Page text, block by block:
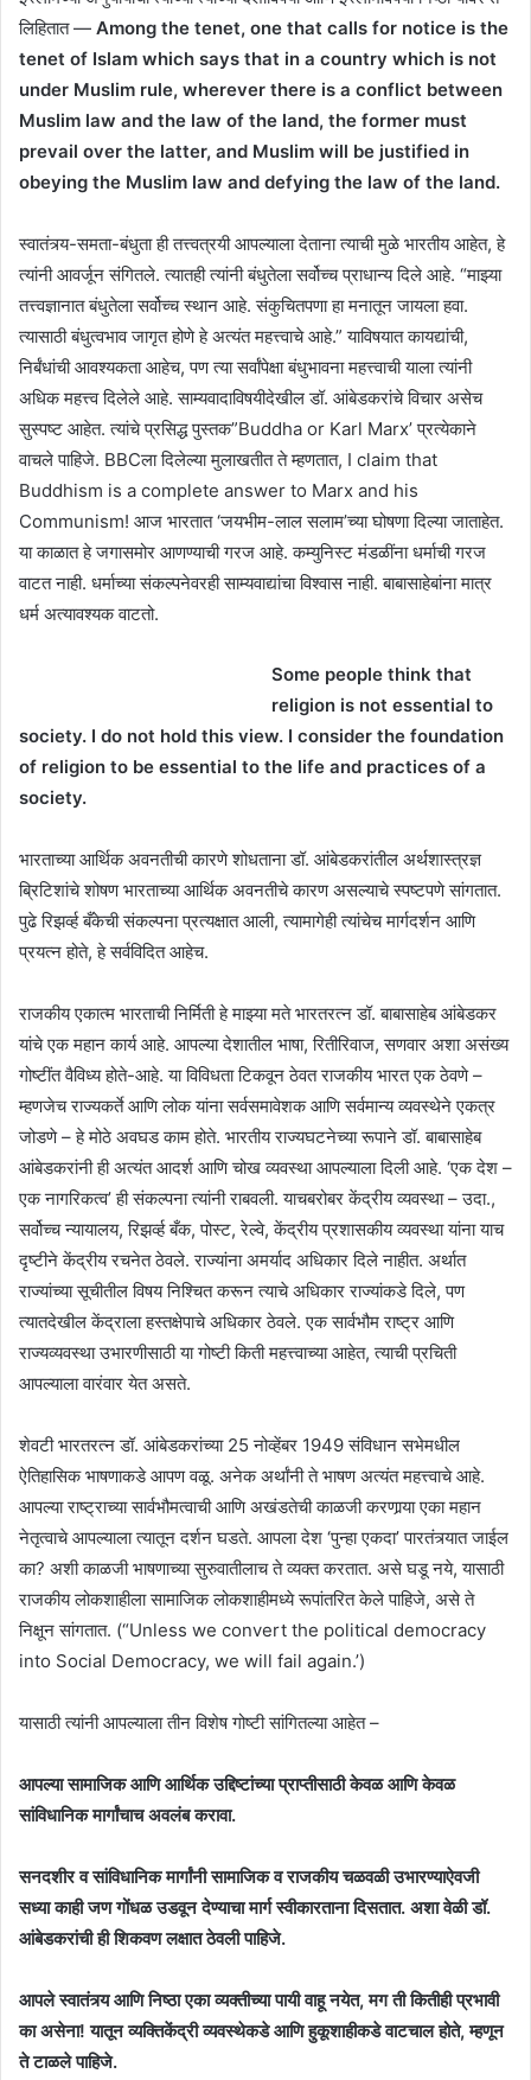
लिहितात — Among the tenet, one that calls for notice is the
tenet of Islam which says that in a country which is not
under Muslim rule, wherever there is a conflict between
Muslim law and the law of the land, the former must
prevail over the latter, and Muslim will be justified in
obeying the Muslim law and defying the law of the land.
स्वातंत्र्य-समता-बंधुता ही तत्त्वत्रयी आपल्याला देताना त्याची मुळे भारतीय आहेत, हे
त्यांनी आवर्जून संगितले. त्यातही त्यांनी बंधुतेला सर्वोच्च प्राधान्य दिले आहे. “माझ्या
तत्त्वज्ञानात बंधुतेला सर्वोच्च स्थान आहे. संकुचितपणा हा मनातून जायला हवा.
त्यासाठी बंधुत्वभाव जागृत होणे हे अत्यंत महत्त्वाचे आहे.” याविषयात कायद्यांची,
निर्बंधांची आवश्यकता आहेच, पण त्या सर्वांपेक्षा बंधुभावना महत्त्वाची याला त्यांनी
अधिक महत्त्व दिलेले आहे. साम्यवादाविषयीदेखील डॉ. आंबेडकरांचे विचार असेच
सुस्पष्ट आहेत. त्यांचे प्रसिद्ध पुस्तक”Buddha or Karl Marx’ प्रत्येकाने
वाचले पाहिजे. BBCला दिलेल्या मुलाखतीत ते म्हणतात, I claim that
Buddhism is a complete answer to Marx and his
Communism! आज भारतात ‘जयभीम-लाल सलाम’च्या घोषणा दिल्या जाताहेत.
या काळात हे जगासमोर आणण्याची गरज आहे. कम्युनिस्ट मंडळींना धर्माची गरज
वाटत नाही. धर्माच्या संकल्पनेवरही साम्यवाद्यांचा विश्वास नाही. बाबासाहेबांना मात्र
धर्म अत्यावश्यक वाटतो.
Some people think that
religion is not essential to
society. I do not hold this view. I consider the foundation
of religion to be essential to the life and practices of a
society.
भारताच्या आर्थिक अवनतीची कारणे शोधताना डॉ. आंबेडकरांतील अर्थशास्त्रज्ञ
ब्रिटिशांचे शोषण भारताच्या आर्थिक अवनतीचे कारण असल्याचे स्पष्टपणे सांगतात.
पुढे रिझर्व्ह बँकेची संकल्पना प्रत्यक्षात आली, त्यामागेही त्यांचेच मार्गदर्शन आणि
प्रयत्न होते, हे सर्वविदित आहेच.
राजकीय एकात्म भारताची निर्मिती हे माझ्या मते भारतरत्न डॉ. बाबासाहेब आंबेडकर
यांचे एक महान कार्य आहे. आपल्या देशातील भाषा, रितीरिवाज, सणवार अशा असंख्य
गोष्टींत वैविध्य होते-आहे. या विविधता टिकवून ठेवत राजकीय भारत एक ठेवणे –
म्हणजेच राज्यकर्ते आणि लोक यांना सर्वसमावेशक आणि सर्वमान्य व्यवस्थेने एकत्र
जोडणे – हे मोठे अवघड काम होते. भारतीय राज्यघटनेच्या रूपाने डॉ. बाबासाहेब
आंबेडकरांनी ही अत्यंत आदर्श आणि चोख व्यवस्था आपल्याला दिली आहे. ‘एक देश –
एक नागरिकत्व’ ही संकल्पना त्यांनी राबवली. याचबरोबर केंद्रीय व्यवस्था – उदा.,
सर्वोच्च न्यायालय, रिझर्व्ह बँक, पोस्ट, रेल्वे, केंद्रीय प्रशासकीय व्यवस्था यांना याच
दृष्टीने केंद्रीय रचनेत ठेवले. राज्यांना अमर्याद अधिकार दिले नाहीत. अर्थात
राज्यांच्या सूचीतील विषय निश्चित करून त्याचे अधिकार राज्यांकडे दिले, पण
त्यातदेखील केंद्राला हस्तक्षेपाचे अधिकार ठेवले. एक सार्वभौम राष्ट्र आणि
राज्यव्यवस्था उभारणीसाठी या गोष्टी किती महत्त्वाच्या आहेत, त्याची प्रचिती
आपल्याला वारंवार येत असते.
शेवटी भारतरत्न डॉ. आंबेडकरांच्या 25 नोव्हेंबर 1949 संविधान सभेमधील
ऐतिहासिक भाषणाकडे आपण वळू. अनेक अर्थांनी ते भाषण अत्यंत महत्त्वाचे आहे.
आपल्या राष्ट्राच्या सार्वभौमत्वाची आणि अखंडतेची काळजी करणार्‍या एका महान
नेतृत्वाचे आपल्याला त्यातून दर्शन घडते. आपला देश ‘पुन्हा एकदा’ पारतंत्र्यात जाईल
का? अशी काळजी भाषणाच्या सुरुवातीलाच ते व्यक्त करतात. असे घडू नये, यासाठी
राजकीय लोकशाहीला सामाजिक लोकशाहीमध्ये रूपांतरित केले पाहिजे, असे ते
निक्षून सांगतात. (“Unless we convert the political democracy
into Social Democracy, we will fail again.’)
यासाठी त्यांनी आपल्याला तीन विशेष गोष्टी सांगितल्या आहेत –
आपल्या सामाजिक आणि आर्थिक उद्दिष्टांच्या प्राप्तीसाठी केवळ आणि केवळ
सांविधानिक मार्गांचाच अवलंब करावा.
सनदशीर व सांविधानिक मार्गांनी सामाजिक व राजकीय चळवळी उभारण्याऐवजी
सध्या काही जण गोंधळ उडवून देण्याचा मार्ग स्वीकारताना दिसतात. अशा वेळी डॉ.
आंबेडकरांची ही शिकवण लक्षात ठेवली पाहिजे.
आपले स्वातंत्र्य आणि निष्ठा एका व्यक्तीच्या पायी वाहू नयेत, मग ती कितीही प्रभावी
का असेना! यातून व्यक्तिकेंद्री व्यवस्थेकडे आणि हुकूशाहीकडे वाटचाल होते, म्हणून
ते टाळले पाहिजे.